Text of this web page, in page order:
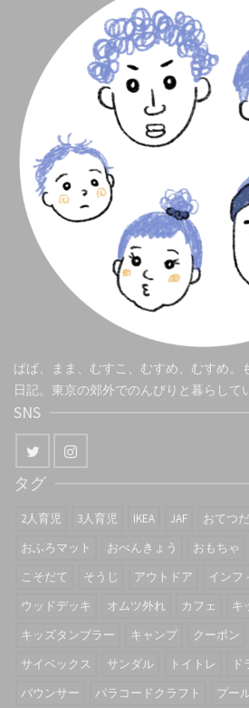
ぱぱ、まま、むすこ、むすめ、むすめ。
日記。東京の郊外でのんびりと暮らして
SNS
タグ
2人育児 3人育児 IKEA JAF おてつ
おふろマット
おべんきょう おもちゃ
こそだて
そうじ アウトドア
インフ
ウッドデッキ
オムツ外れ カフェ
キ
キッズタンブラー
キャンプ クーポン
サイベックス
サンダル トイトレ
バウンサー
パラコードクラフト プー